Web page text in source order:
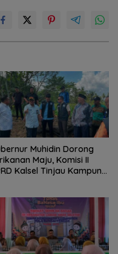
Muhidin Dorong
Maju, Komisi II
Kalsel Tinjau Kampung